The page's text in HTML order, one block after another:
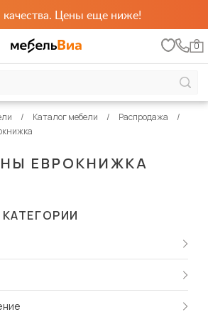
качества. Цены еще ниже!
0
ЕВРОКНИЖКА
Каталог мебели
Распродажа